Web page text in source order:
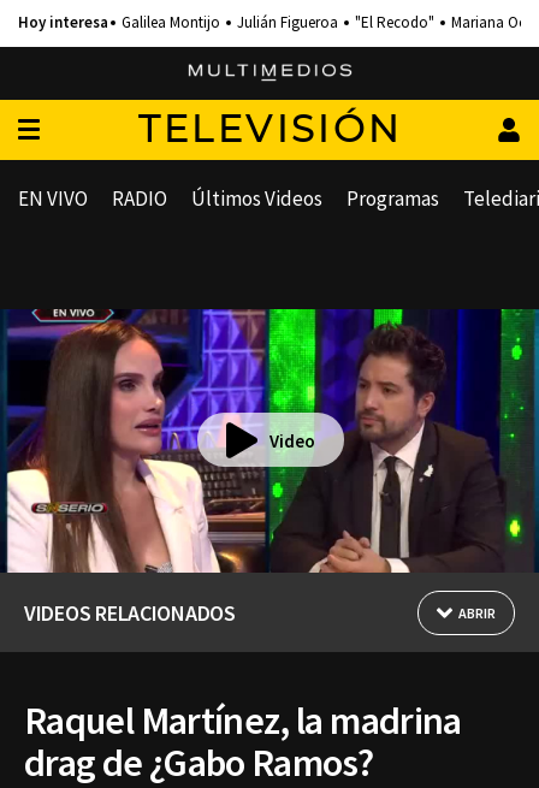
Galilea Montijo Julián Figueroa "El Recodo" Mariana
TELEVISIÓN
EN VIVO RADIO Últimos Videos Programas
Video
VIDEOS RELACIONADOS ABRIR
Raquel Martínez, la madrina
drag de ¿Gabo Ramos?